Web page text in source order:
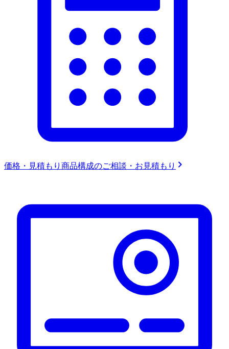
価格・見積もり 商品構成のご相談・お見積もり